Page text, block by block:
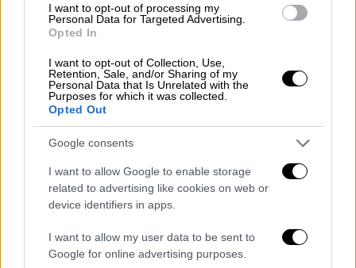
I want to opt-out of processing my
Personal Data for Targeted Advertising.
Opted In
I want to opt-out of Collection, Use,
Retention, Sale, and/or Sharing of my
Personal Data that Is Unrelated with the
Purposes for which it was collected.
Opted Out
Google consents
I want to allow Google to enable storage
related to advertising like cookies on web or
device identifiers in apps.
I want to allow my user data to be sent to
Google for online advertising purposes.
Σύμφωνα με όσα ανέφερε το ίδιο το θύμα
στο MEGA, πρόκειται για ένα
σχέδιο, αρχή του οποίου ήταν ένα
τηλεφώνημαμέσω viber ώστε να γίνει
υποτίθεταιπελάτηςτους.
Στη συνέχεια, όταν ζήτησε να αποδεσμευτεί
ένα ποσό για να μείνουν μόνο τα
ζήτησαν«φόρο» 23%για να εκτελέσουν την
ενέργεια.